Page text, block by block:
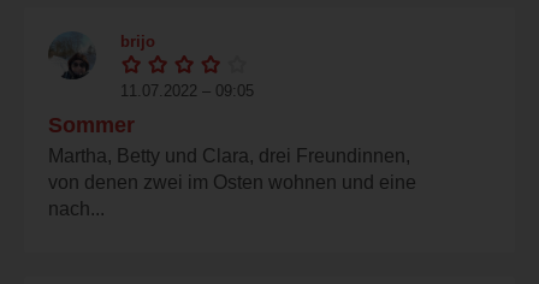
brijo
11.07.2022 – 09:05
Sommer
Martha, Betty und Clara, drei Freundinnen,
von denen zwei im Osten wohnen und eine
nach...